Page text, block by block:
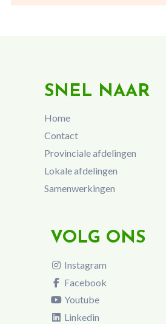
SNEL NAAR
Home
Contact
Provinciale afdelingen
Lokale afdelingen
Samenwerkingen
VOLG ONS
Instagram
Facebook
Youtube
Linkedin